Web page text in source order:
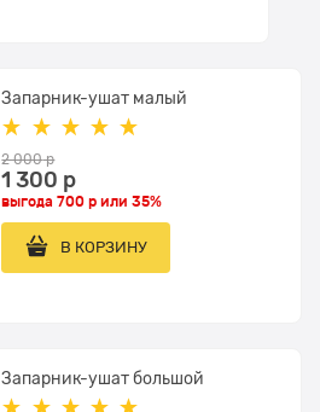
Запарник-ушат малый
2 000 р
1 300 р
выгода700 р или35%
В КОРЗИНУ
Запарник-ушат большой